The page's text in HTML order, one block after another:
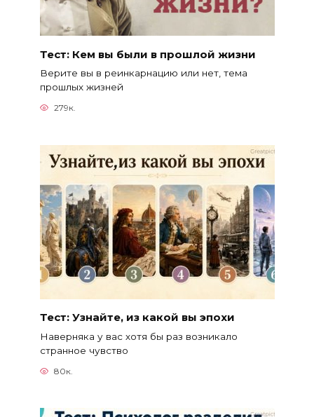
Тест: Кем вы были в прошлой жизни
Верите вы в реинкарнацию или нет, тема
прошлых жизней
279к.
Тест: Узнайте, из какой вы эпохи
Наверняка у вас хотя бы раз возникало
странное чувство
80к.